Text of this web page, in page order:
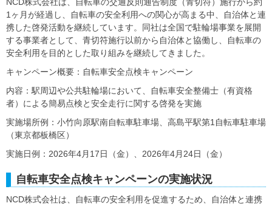
1ヶ月が経過し、自転車の安全利用への関心が高まる中、自治体と連
携した啓発活動を継続しています。同社は全国で駐輪場事業を展開
する事業者として、青切符施行以前から自治体と協働し、自転車の
安全利用を目的とした取り組みを継続してきました。
キャンペーン概要：自転車安全点検キャンペーン
内容：駅周辺や公共駐輪場において、自転車安全整備士（有資格
者）による簡易点検と安全走行に関する啓発を実施
実施場所例：小竹向原駅南自転車駐車場、高島平駅第1自転車駐車場
（東京都板橋区）
実施日例：2026年4月17日（金）、2026年4月24日（金）
自転車安全点検キャンペーンの実施状況
NCD株式会社は、自転車の安全利用を促進するため、自治体と連携